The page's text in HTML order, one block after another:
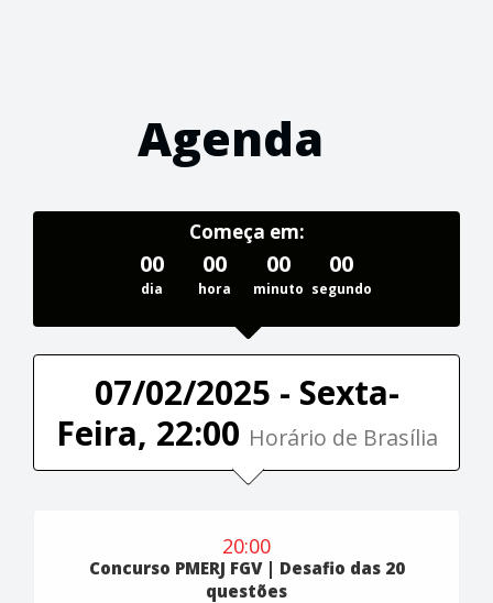
Agenda
Começa em:
00
dia
00
hora
00
minuto
00
segundo
07/02/2025 - Sexta-
Feira, 22:00 Horário de Brasília
20:00
Concurso PMERJ FGV | Desafio das 20
questões